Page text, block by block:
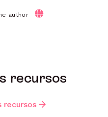
author
recursos
recursos